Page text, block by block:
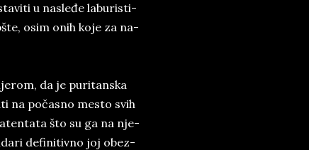
u na­sleđe la­bu­ri­sti­
osim onih ko­je­ za na­
da je pu­ri­tan­ska
na počasno me­sto svih
što su ga na n­je­
def­ini­tiv­no ­joj obez­